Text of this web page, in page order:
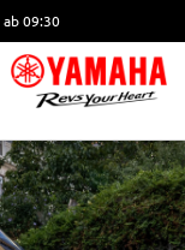
ab 09:30